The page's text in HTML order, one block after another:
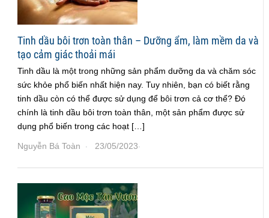
Tinh dầu bôi trơn toàn thân – Dưỡng ẩm, làm mềm da và
tạo cảm giác thoải mái
Tinh dầu là một trong những sản phẩm dưỡng da và chăm sóc
sức khỏe phổ biến nhất hiện nay. Tuy nhiên, bạn có biết rằng
tinh dầu còn có thể được sử dụng để bôi trơn cả cơ thể? Đó
chính là tinh dầu bôi trơn toàn thân, một sản phẩm được sử
dụng phổ biến trong các hoạt […]
Nguyễn Bá Toàn · 23/05/2023·